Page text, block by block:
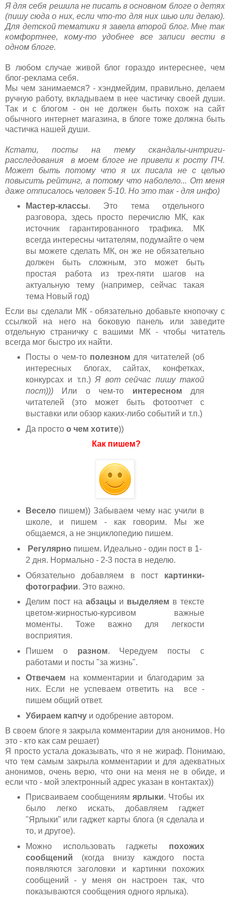
Я для себя решила не писать в основном блоге о детях
(пишу сюда о них, если что-то для них шью или делаю).
Для детской тематики я завела второй блог. Мне так
комфортнее, кому-то удобнее все записи вести в
одном блоге.
В любом случае живой блог гораздо интереснее, чем
блог-реклама себя.
Мы чем занимаемся? - хэндмейдим, правильно, делаем
ручную работу, вкладываем в нее частичку своей души.
Так и с блогом - он не должен быть похож на сайт
обычного интернет магазина, в блоге тоже должна быть
частичка нашей души.
Кстати, посты на тему скандалы-интриги-
расследования в моем блоге не привели к росту ПЧ.
Может быть потому что я их писала не с целью
повысить рейтинг, а потому что наболело... От меня
даже отписалось человек 5-10. Но это так - для инфо)
Мастер-классы. Это тема отдельного
разговора, здесь просто перечислю МК, как
источник гарантированного трафика. МК
всегда интересны читателям, подумайте о чем
вы можете сделать МК, он же не обязательно
должен быть сложным, это может быть
простая работа из трех-пяти шагов на
актуальную тему (например, сейчас такая
тема Новый год)
Если вы сделали МК - обязательно добавьте кнопочку с
ссылкой на него на боковую панель или заведите
отдельную страничку с вашими МК - чтобы читатель
всегда мог быстро их найти.
Посты о чем-тополезном для читателей (об
интересных блогах, сайтах, конфетках,
конкурсах и т.п.)Я вот сейчас пишу такой
пост)))Или о чем-то интересном для
читателей (это может быть фотоотчет с
выставки или обзор каких-либо событий и т.п.)
Да просто о чем хотите))
Как пишем?
Весело пишем)) Забываем чему нас учили в
школе, и пишем - как говорим. Мы же
общаемся, а не энциклопедию пишем.
Регулярно пишем. Идеально - один пост в 1-
2 дня. Нормально - 2-3 поста в неделю.
Обязательно добавляем в пост картинки-
фотографии. Это важно.
Делим пост на абзацы и выделяем в тексте
цветом-жирностью-курсивом важные
моменты. Тоже важно для легкости
восприятия.
Пишем оразном. Чередуем посты с
работами и посты "за жизнь".
Отвечаем на комментарии и благодарим за
них. Если не успеваем ответить на все -
пишем общий ответ.
Убираем капчуи одобрение автором.
В своем блоге я закрыла комментарии для анонимов. Но
это - кто как сам решает)
Я просто устала доказывать, что я не жираф. Понимаю,
что тем самым закрыла комментарии и для адекватных
анонимов, очень верю, что они на меня не в обиде, и
если что - мой электронный адрес указан в контактах))
Присваиваем сообщениям ярлыки. Чтобы их
было легко искать, добавляем гаджет
"Ярлыки" или гаджет карты блога (я сделала и
то, и другое).
Можно использовать гаджеты похожих
сообщений (когда внизу каждого поста
появляются заголовки и картинки похожих
сообщений - у меня он настроен так, что
показываются сообщения одного ярлыка).